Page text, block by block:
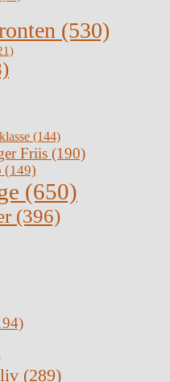
(530)
(144)
Friis (190)
(149)
(650)
(396)
(289)